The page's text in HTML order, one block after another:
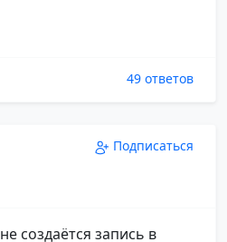
49 ответов
Подписаться
создаётся запись в